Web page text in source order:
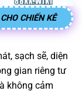
CHIẾN KÊ
sạch sẽ, diện
gian riêng tư
không cảm